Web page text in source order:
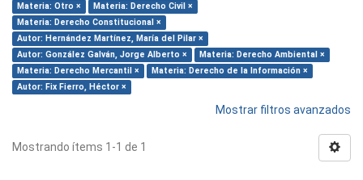
Materia: Otro ×
Materia: Derecho Civil ×
Materia: Derecho Constitucional ×
Autor: Hernández Martínez, María del Pilar ×
Autor: González Galván, Jorge Alberto ×
Materia: Derecho Ambiental ×
Materia: Derecho Mercantil ×
Materia: Derecho de la Información ×
Autor: Fix Fierro, Héctor ×
Mostrar filtros avanzados
Mostrando ítems 1-1 de 1